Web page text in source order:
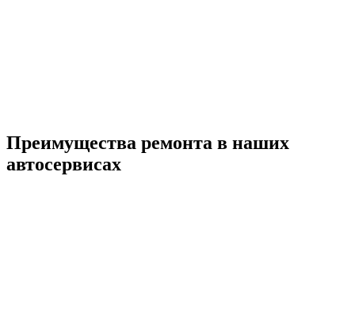
Преимущества ремонта в наших
автосервисах